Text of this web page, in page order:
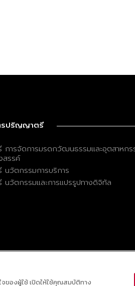
ปริญญาตรี
การจัดการมรดกวัฒนธรรมและอุตสาหกร
สรรค์
นวัตกรรมการบริการ
นวัตกรรมและการแปรรูปทางดิจิทัล
จของผู้ใช้ เปิดให้ใช้คุณสมบัติทาง